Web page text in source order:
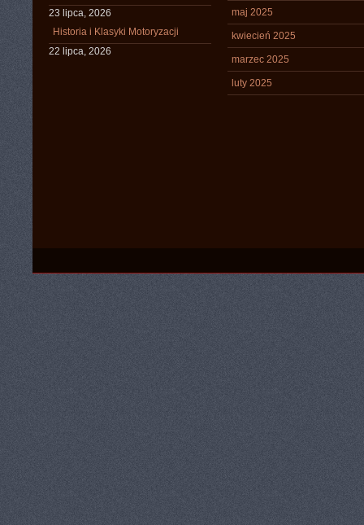
23 lipca, 2026
Historia i Klasyki Motoryzacji
22 lipca, 2026
maj 2025
kwiecień 2025
marzec 2025
luty 2025